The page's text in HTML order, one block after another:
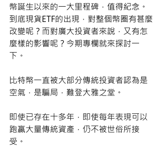
幣誕生以來的一大里程碑，值得紀念。
到底現貨ETF的出現，對整個幣圈有甚麼
改變呢？而對廣大投資者來說，又有怎
麼樣的影響呢？今期專欄就來探討一
下。
比特幣一直被大部分傳統投資者認為是
空氣，是騙局，難登大雅之堂。
即使已存在十多年，即使每年表現可以
跑贏大量傳統資產，仍不被世俗所接
受。